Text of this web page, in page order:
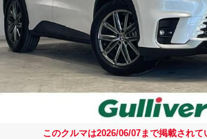
このクルマは2026/06/07まで掲載されて